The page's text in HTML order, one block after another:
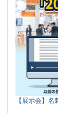
【展示会】